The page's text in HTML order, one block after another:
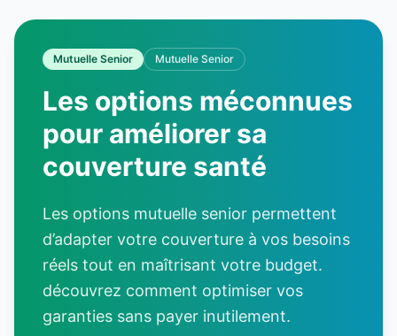
Mutuelle Senior Mutuelle Senior
Les options méconnues
pour améliorer sa
couverture santé
Les options mutuelle senior permettent
d’adapter votre couverture à vos besoins
réels tout en maîtrisant votre budget.
découvrez comment optimiser vos
garanties sans payer inutilement.